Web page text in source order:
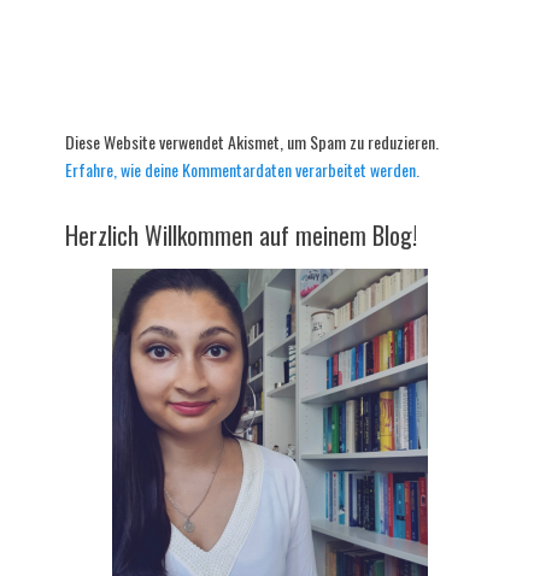
Diese Website verwendet Akismet, um Spam zu reduzieren.
Erfahre, wie deine Kommentardaten verarbeitet werden.
Herzlich Willkommen auf meinem Blog!